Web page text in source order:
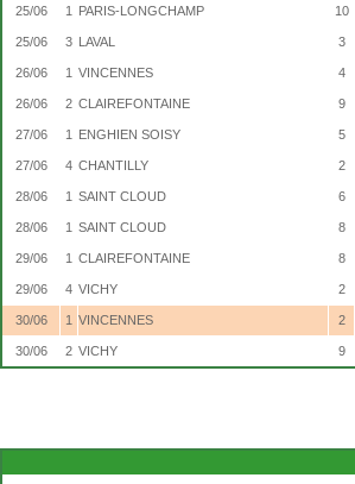
25/06 1 PARIS-LONGCHAMP 10
25/06 3 LAVAL 3
26/06 1 VINCENNES 4
26/06 2 CLAIREFONTAINE 9
27/06 1 ENGHIEN SOISY 5
27/06 4 CHANTILLY 2
28/06 1 SAINT CLOUD 6
28/06 1 SAINT CLOUD 8
29/06 1 CLAIREFONTAINE 8
29/06 4 VICHY 2
30/06 1 VINCENNES 2
30/06 2 VICHY 9